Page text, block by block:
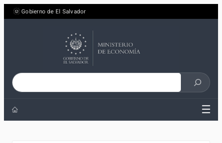
Saltar
al
Gobierno de El Salvador
Buscar
el
sitio
☰